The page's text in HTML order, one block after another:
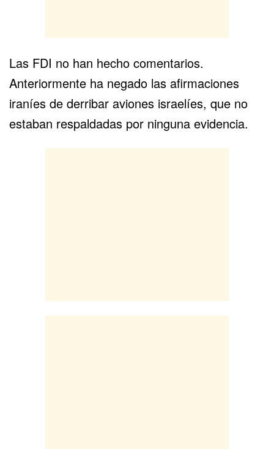
Las FDI no han hecho comentarios.
Anteriormente ha negado las afirmaciones
iraníes de derribar aviones israelíes, que no
estaban respaldadas por ninguna evidencia.